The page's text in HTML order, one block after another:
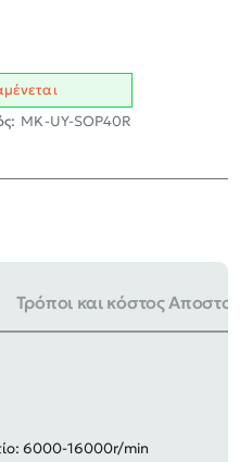
MK-UY-SOP40R
Τρόποι και κόστος
με μεταβαλλόμενη
6000-16000r/min